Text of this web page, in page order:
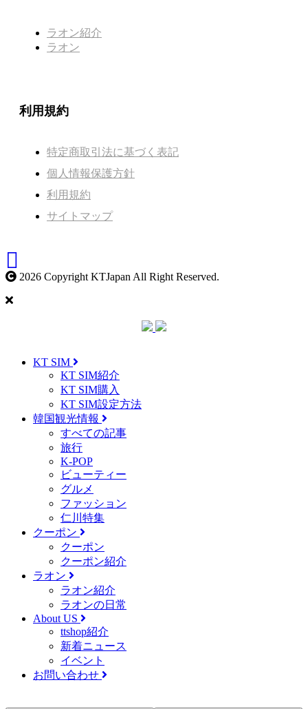
ラオン紹介
ラオン
利用規約
特定商取引法に基づく表記
個人情報保護方針
利用規約
サイトマップ
2026 Copyright KTJapan All Right Reserved.
KT SIM
KT SIM紹介
KT SIM購入
KT SIM設定方法
韓国観光情報
すべての記事
旅行
K-POP
ビューティー
グルメ
ファッション
仁川特集
クーポン
クーポン
クーポン紹介
ラオン
ラオン紹介
ラオンの日常
About US
ttshop紹介
新着ニュース
イベント
お問い合わせ